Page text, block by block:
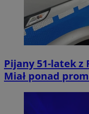
Pijany 51-latek z
Miał ponad